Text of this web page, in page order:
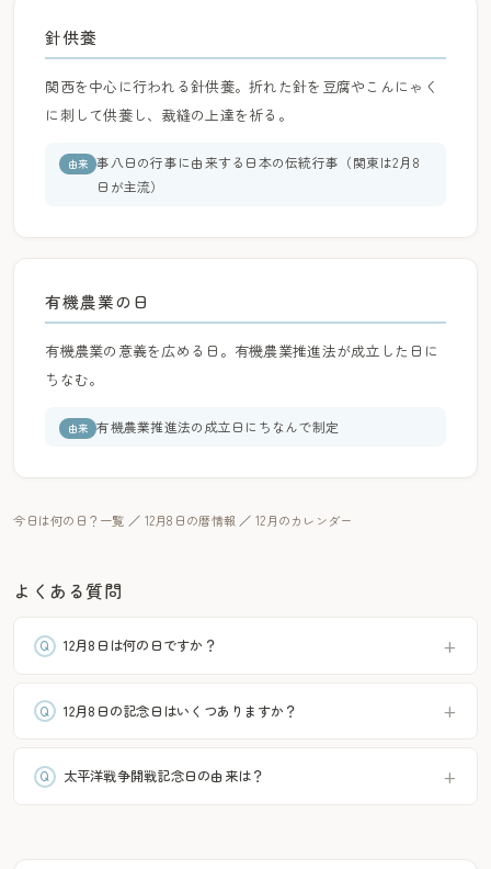
針供養
関西を中心に行われる針供養。折れた針を豆腐やこんにゃく
に刺して供養し、裁縫の上達を祈る。
由来 事八日の行事に由来する日本の伝統行事（関東は2月8
日が主流）
有機農業の日
有機農業の意義を広める日。有機農業推進法が成立した日に
ちなむ。
由来 有機農業推進法の成立日にちなんで制定
今日は何の日？一覧 ／ 12月8日の暦情報 ／ 12月のカレンダー
よくある質問
12月8日は何の日ですか？
12月8日の記念日はいくつありますか？
太平洋戦争開戦記念日の由来は？